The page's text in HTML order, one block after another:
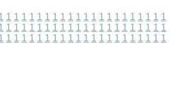
1 1 1 1 1 1 1 1 1 1 1 1 1 1 1 1 1 1 1 1 1
1 1 1 1 1 1 1 1 1 1 1 1 1 1 1 1 1 1 1 1 1
1 1 1 1 1 1 1 1 1 1 1 1 1 1 1 1 1 1 1 1 1